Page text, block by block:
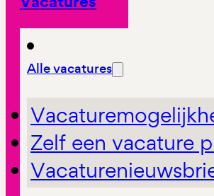
Alle vacatures
Zelf een vacature